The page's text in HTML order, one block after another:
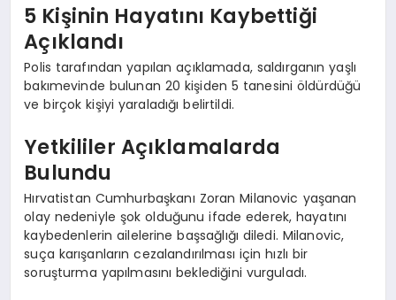
5 Kişinin Hayatını Kaybettiği
Açıklandı
Polis tarafından yapılan açıklamada, saldırganın yaşlı
bakımevinde bulunan 20 kişiden 5 tanesini öldürdüğü
ve birçok kişiyi yaraladığı belirtildi.
Yetkililer Açıklamalarda
Bulundu
Hırvatistan Cumhurbaşkanı Zoran Milanovic yaşanan
olay nedeniyle şok olduğunu ifade ederek, hayatını
kaybedenlerin ailelerine başsağlığı diledi. Milanovic,
suça karışanların cezalandırılması için hızlı bir
soruşturma yapılmasını beklediğini vurguladı.